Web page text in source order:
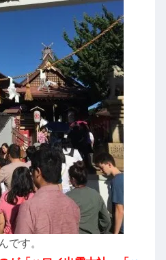
です。